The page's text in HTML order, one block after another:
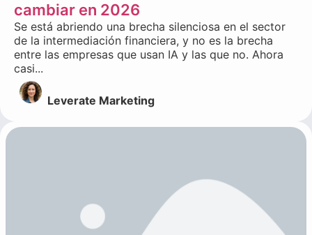
cambiar en 2026
Se está abriendo una brecha silenciosa en el sector
de la intermediación financiera, y no es la brecha
entre las empresas que usan IA y las que no. Ahora
casi...
Leverate Marketing